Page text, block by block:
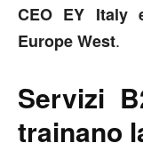
CEO EY Italy
Europe West.
Servizi
trainano